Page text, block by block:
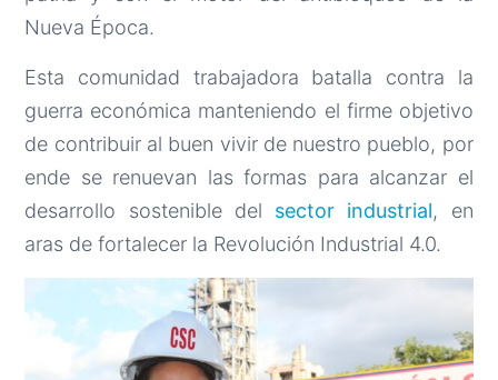
Nueva Época.
Esta comunidad trabajadora batalla contra la
guerra económica manteniendo el firme objetivo
de contribuir al buen vivir de nuestro pueblo, por
ende se renuevan las formas para alcanzar el
desarrollo sostenible del sector industrial, en
aras de fortalecer la Revolución Industrial 4.0.